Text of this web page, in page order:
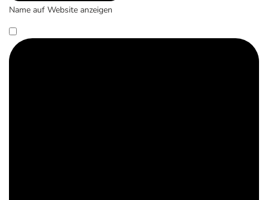
Name auf Website anzeigen